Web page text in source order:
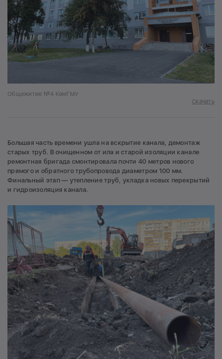
Общежитие №4 КемГМУ
Скачать
Большая часть времени ушла на вскрытие канала, демонтаж
старых труб. В очищенном от ила и старой изоляции канале
ремонтная бригада смонтировала почти 40 метров нового
прямого и обратного трубопровода диаметром 100 мм.
Финальный этап — утепление труб, укладка новых перекрытий
и гидроизоляция канала.